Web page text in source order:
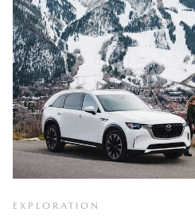
EXPLORATION